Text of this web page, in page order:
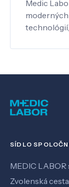
Medic
SÍDLO
MEDIC LABOR
Zvolenská